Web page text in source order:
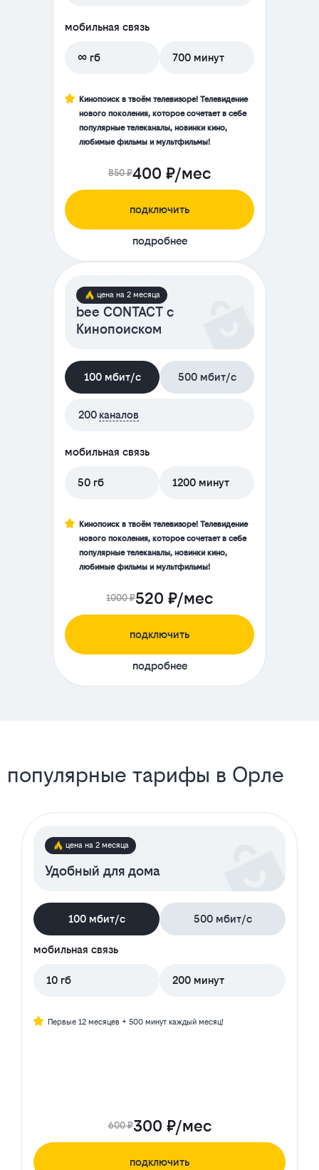
мобильная связь
∞ гб 700 минут
Кинопоиск в твоём телевизоре! Телевидение
нового поколения, которое сочетает в себе
популярные телеканалы, новинки кино,
любимые фильмы и мультфильмы!
850 ₽400 ₽/мес
подключить
подробнее
цена на 2 месяца
bee CONTACT с
Кинопоиском
100 мбит/с 500 мбит/с
200 каналов
мобильная связь
50 гб 1200 минут
Кинопоиск в твоём телевизоре! Телевидение
нового поколения, которое сочетает в себе
популярные телеканалы, новинки кино,
любимые фильмы и мультфильмы!
1000 ₽520 ₽/мес
подключить
подробнее
популярные тарифы в Орле
цена на 2 месяца
Удобный для дома
100 мбит/с 500 мбит/с
мобильная связь
10 гб 200 минут
Первые 12 месяцев + 500 минут каждый месяц!
600 ₽300 ₽/мес
подключить